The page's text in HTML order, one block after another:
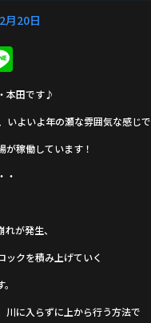
月20日
n
e
本田です♪
いよいよ年の瀬な雰囲気な感じ
が稼働しています！
・
が発生、
ックを積み上げていく
川に入らずに上から行う方法で